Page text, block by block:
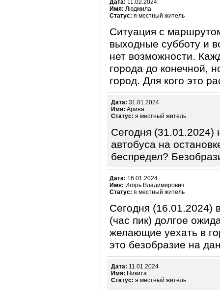
Дата: 11.02.2024
Имя: Людмила
Статус: я местный житель
Ситуация с
выходные субботу и
нет возможности.
города до конечной,
город. Для кого это
Дата: 31.01.2024
Имя: Арина
Статус: я местный житель
Сегодня (31.01.2024)
автобуса на
беспредел?
Дата: 16.01.2024
Имя: Игорь Владимирович
Статус: я местный житель
Сегодня (16.01.2024)
(час пик) долгое
желающие уехать в
это безобразие на
Дата: 11.01.2024
Имя: Никита
Статус: я местный житель